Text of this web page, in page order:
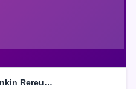
Ays Sprunkin Rereuploaded